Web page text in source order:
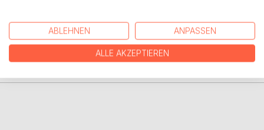
PRESSESTIMMEN
ABLEHNEN ANPASSEN
ALLE AKZEPTIEREN